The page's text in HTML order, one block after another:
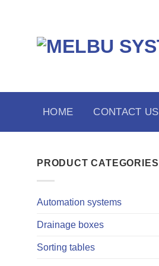
HOME CONTACT US
PRODUCT CATEGORIES
Automation systems
Drainage boxes
Sorting tables